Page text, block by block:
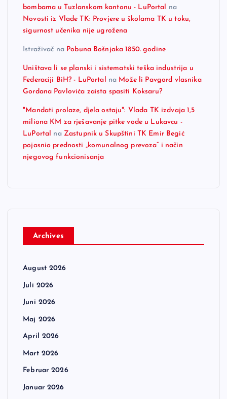
bombama u Tuzlanskom kantonu - LuPortal na
Novosti iz Vlade TK: Provjere u školama TK u toku,
sigurnost učenika nije ugrožena
Istraživač na Pobuna Bošnjaka 1850. godine
Uništava li se planski i sistematski teška industrija u
Federaciji BiH? - LuPortal na Može li Pavgord vlasnika
Gordana Pavlovića zaista spasiti Koksaru?
"Mandati prolaze, djela ostaju": Vlada TK izdvaja 1,5
miliona KM za rješavanje pitke vode u Lukavcu -
LuPortal na Zastupnik u Skupštini TK Emir Begić
pojasnio prednosti „komunalnog prevoza“ i način
njegovog funkcionisanja
Archives
August 2026
Juli 2026
Juni 2026
Maj 2026
April 2026
Mart 2026
Februar 2026
Januar 2026